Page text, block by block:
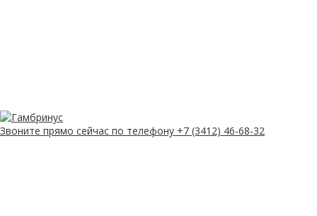
Звоните прямо сейчас по телефону +7 (3412) 46-68-32